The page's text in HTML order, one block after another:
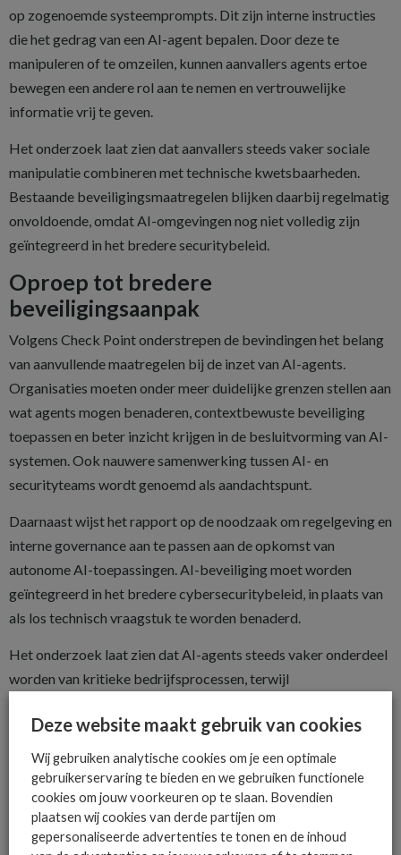
op zogenoemde systeemprompts. Dit zijn interne instructies
die het gedrag van een AI-agent bepalen. Door deze te
manipuleren of te omzeilen, kunnen aanvallers agents ertoe
bewegen een andere rol aan te nemen en vertrouwelijke
informatie vrij te geven.
Het onderzoek laat zien dat aanvallers steeds vaker sociale
manipulatie combineren met technische kwetsbaarheden.
Bestaande beveiligingsmaatregelen blijken daarbij regelmatig
onvoldoende, omdat AI-omgevingen nog niet volledig zijn
geïntegreerd in het bredere securitybeleid.
Oproep tot bredere
beveiligingsaanpak
Volgens Check Point onderstrepen de bevindingen het belang
van aanvullende maatregelen bij de inzet van AI-agents.
Organisaties moeten onder meer duidelijke grenzen stellen aan
wat agents mogen benaderen, contextbewuste beveiliging
toepassen en beter inzicht krijgen in de besluitvorming van AI-
systemen. Ook nauwere samenwerking tussen AI- en
securityteams wordt genoemd als aandachtspunt.
Daarnaast wijst het rapport op de noodzaak om regelgeving en
interne governance aan te passen aan de opkomst van
autonome AI-toepassingen. AI-beveiliging moet worden
geïntegreerd in het bredere cybersecuritybeleid, in plaats van
als los technisch vraagstuk te worden benaderd.
Het onderzoek laat zien dat AI-agents steeds vaker onderdeel
worden van kritieke bedrijfsprocessen, terwijl
groeit het belang van structurele aandacht voor governance,
monitoring en risicobeheersing rond autonome AI-systemen.
Deze website maakt gebruik van cookies
Wij gebruiken analytische cookies om je een optimale
gebruikerservaring te bieden en we gebruiken functionele
cookies om jouw voorkeuren op te slaan. Bovendien
plaatsen wij cookies van derde partijen om
gepersonaliseerde advertenties te tonen en de inhoud